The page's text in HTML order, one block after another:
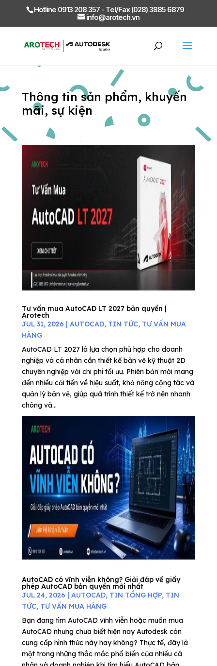
Hotline 0913 208 357 - Tel/Fax (028) 3885 6879
info@arotech.vn
Thông tin sản phẩm, khuyến
mãi, sự kiện
Tư vấn mua AutoCAD LT 2027 bản quyền |
Arotech
JUL 31, 2026 | AUTOCAD, TIN TỨC, TƯ VẤN MUA
HÀNG
AutoCAD LT 2027 là lựa chọn phù hợp cho doanh
nghiệp và cá nhân cần thiết kế bản vẽ kỹ thuật 2D
chuyên nghiệp với chi phí tối ưu. Phiên bản mới mang
đến nhiều cải tiến về hiệu suất, khả năng cộng tác và
quản lý bản vẽ, giúp quá trình thiết kế trở nên nhanh
chóng và...
AutoCAD có vĩnh viễn không? Giải đáp về giấy
phép AutoCAD bản quyền mới nhất
JUL 24, 2026 | AUTOCAD, TIN TỔNG HỢP, TIN
TỨC, TƯ VẤN MUA HÀNG
Bạn đang tìm AutoCAD vĩnh viễn hoặc muốn mua
AutoCAD nhưng chưa biết hiện nay Autodesk còn
cung cấp hình thức này hay không? Thực tế, đây là
một trong những thắc mắc phổ biến của nhiều cá